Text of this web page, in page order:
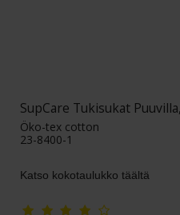
SupCare Tukisukat
Öko-tex cotton
23-8400-1
Katso kokotaulukko täältä